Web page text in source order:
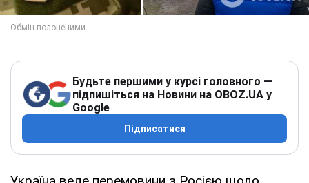
Будьте першими у курсі головного —
підпишіться на Новини на OBOZ.UA у
Google
Підписатися